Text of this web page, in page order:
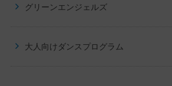
グリーンエンジェルズ
大人向けダンスプログラム